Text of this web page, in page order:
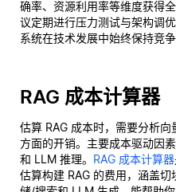
确率、资源利用率等维度获得
议定期进行压力测试与架构调
系统在技术发展中始终保持竞争
RAG 成本计算器
估算 RAG 成本时，需要分析
方面的开销。主要成本驱动因
和 LLM 推理。 RAG 成本计算器
估算构建 RAG 的费用，涵盖